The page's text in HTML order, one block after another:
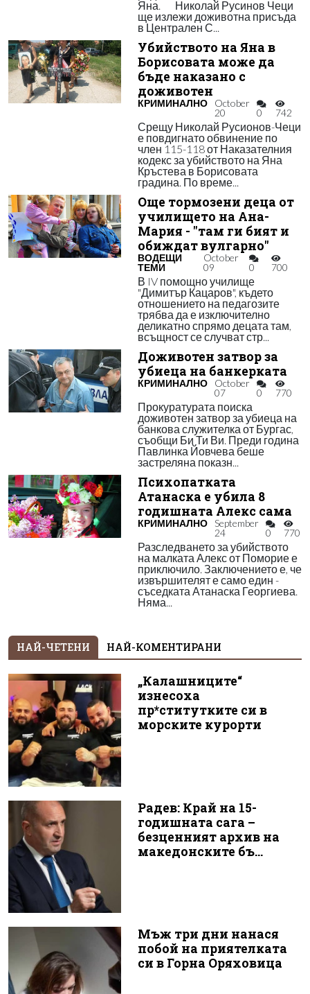
Яна. Николай Русинов Чеци
ще излежи доживотна присъда
в Централен С...
Убийството на Яна в
Борисовата може да
бъде наказано с
доживотен
КРИМИНАЛНО
October
20
0 742
Срещу Николай Русионов-Чеци
е повдигнато обвинение по
член 115-118 от Наказателния
кодекс за убийството на Яна
Кръстева в Борисовата
градина. По време...
Още тормозени деца от
училището на Ана-
Мария - "там ги бият и
обиждат вулгарно"
ВОДЕЩИ
ТЕМИ
October
09
0 700
В IV помощно училище
"Димитър Кацаров", където
отношението на педагозите
трябва да е изключително
деликатно спрямо децата там,
всъщност се случват стр...
Доживотен затвор за
убиеца на банкерката
КРИМИНАЛНО
October
07
0 770
Прокуратурата поиска
доживотен затвор за убиеца на
банкова служителка от Бургас,
съобщи Би Ти Ви. Преди година
Павлинка Йовчева беше
застреляна показн...
Психопатката
Атанаска е убила 8
годишната Алекс сама
КРИМИНАЛНО
September
24
0 770
Разследването за убийството
на малката Алекс от Поморие е
приключило. Заключението е, че
извършителят е само един -
съседката Атанаска Георгиева.
Няма...
НАЙ-ЧЕТЕНИ НАЙ-КОМЕНТИРАНИ
„Калашниците“
изнесоха
пр*ститутките си в
морските курорти
Радев: Край на 15-
годишната сага –
безценният архив на
македонските бъ...
Мъж три дни нанася
побой на приятелката
си в Горна Оряховица